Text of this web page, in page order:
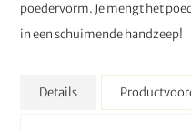
poedervorm. Je mengt het
in een schuimende handzeep!
Details